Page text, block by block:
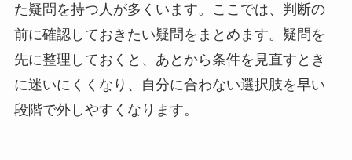
た疑問を持つ人が多くいます。ここでは、判断の
前に確認しておきたい疑問をまとめます。疑問を
先に整理しておくと、あとから条件を見直すとき
に迷いにくくなり、自分に合わない選択肢を早い
段階で外しやすくなります。